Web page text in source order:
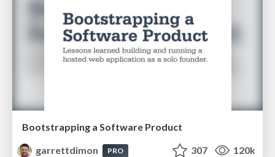
Bootstrapping a Software Product
garrettdimon
PRO 307 120k